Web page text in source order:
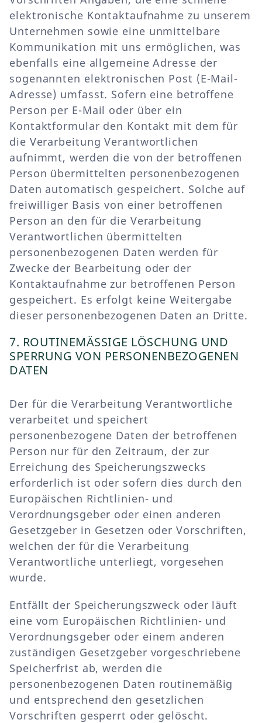
elektronische Kontaktaufnahme zu unserem
Unternehmen sowie eine unmittelbare
Kommunikation mit uns ermöglichen, was
ebenfalls eine allgemeine Adresse der
sogenannten elektronischen Post (E-Mail-
Adresse) umfasst. Sofern eine betroffene
Person per E-Mail oder über ein
Kontaktformular den Kontakt mit dem für
die Verarbeitung Verantwortlichen
aufnimmt, werden die von der betroffenen
Person übermittelten personenbezogenen
Daten automatisch gespeichert. Solche auf
freiwilliger Basis von einer betroffenen
Person an den für die Verarbeitung
Verantwortlichen übermittelten
personenbezogenen Daten werden für
Zwecke der Bearbeitung oder der
Kontaktaufnahme zur betroffenen Person
gespeichert. Es erfolgt keine Weitergabe
dieser personenbezogenen Daten an Dritte.
7. ROUTINEMÄSSIGE LÖSCHUNG UND S
PERRUNG VON PERSONENBEZOGENEN D
ATEN
Der für die Verarbeitung Verantwortliche
verarbeitet und speichert
personenbezogene Daten der betroffenen
Person nur für den Zeitraum, der zur
Erreichung des Speicherungszwecks
erforderlich ist oder sofern dies durch den
Europäischen Richtlinien- und
Verordnungsgeber oder einen anderen
Gesetzgeber in Gesetzen oder Vorschriften,
welchen der für die Verarbeitung
Verantwortliche unterliegt, vorgesehen
wurde.
Entfällt der Speicherungszweck oder läuft
eine vom Europäischen Richtlinien- und
Verordnungsgeber oder einem anderen
zuständigen Gesetzgeber vorgeschriebene
Speicherfrist ab, werden die
personenbezogenen Daten routinemäßig
und entsprechend den gesetzlichen
Vorschriften gesperrt oder gelöscht.